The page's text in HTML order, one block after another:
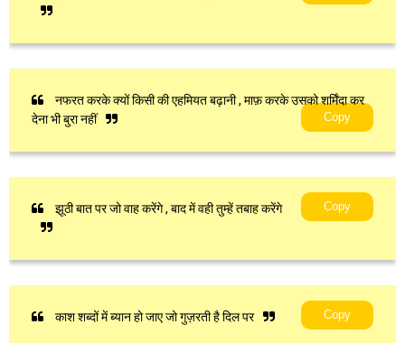
नफरत करके क्यों किसी की एहमियत बढ़ानी , माफ़ करके उसको शर्मिंदा कर
देना भी बुरा नहीं
Copy
झूठी बात पर जो वाह करेंगे , बाद में वही तुम्हें तबाह करेंगे Copy
काश शब्दों में ब्यान हो जाए जो गुज़रती है दिल पर Copy